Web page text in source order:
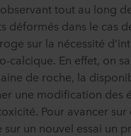
tout au long
déformés dans le cas
sur la nécessité
calcique. En effet, on
de roche, la
une modification des
Pour avancer sur
sur un nouvel essai un